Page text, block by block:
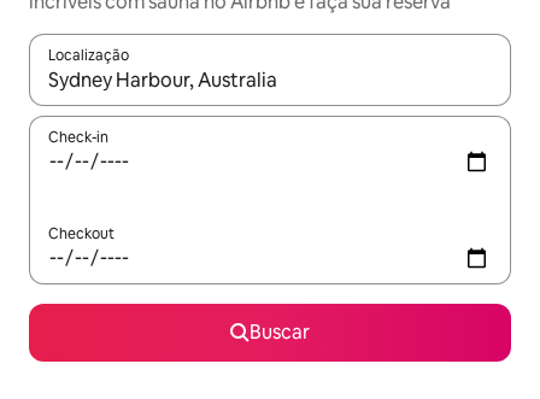
Localização
Quando os resultados estiverem disponíveis, explore-os
Check-in
Checkout
Buscar